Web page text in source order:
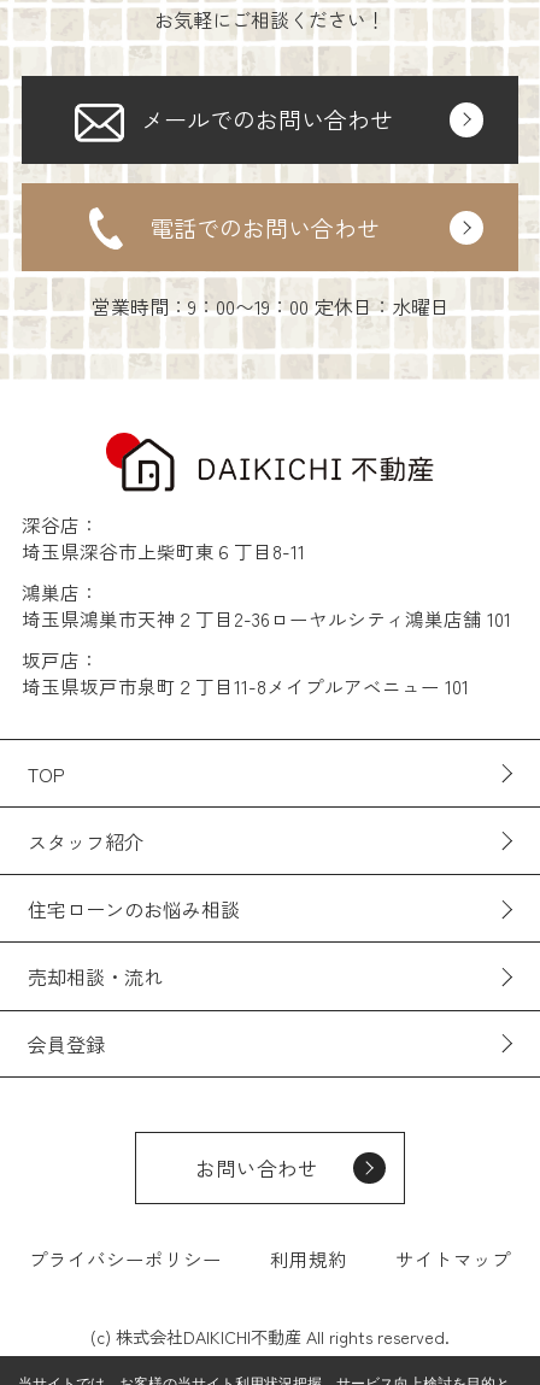
お気軽にご相談ください！
メールでのお問い合わせ
電話でのお問い合わせ
営業時間：9：00〜19：00 定休日：水曜日
深谷店：
埼玉県深谷市上柴町東６丁目8-11
鴻巣店：
埼玉県鴻巣市天神２丁目2-36ローヤルシティ鴻巣店舗 101
坂戸店：
埼玉県坂戸市泉町２丁目11-8メイプルアベニュー 101
TOP
スタッフ紹介
住宅ローンのお悩み相談
売却相談・流れ
会員登録
お問い合わせ
プライバシーポリシー 利用規約 サイトマップ
(c) 株式会社DAIKICHI不動産 All rights reserved.